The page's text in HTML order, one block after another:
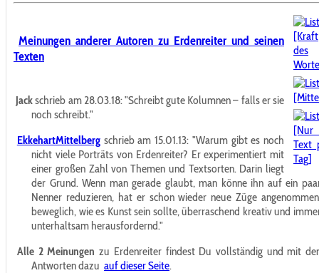
Meinungen anderer Autoren zu Erdenreiter und seinen
Texten
Jackschrieb am 28.03.18:"Schreibt gute Kolumnen – falls er sie
noch schreibt."
EkkehartMittelbergschrieb am 15.01.13: "Warum gibt es noch
nicht viele Porträts von Erdenreiter? Er experimentiert mit
einer großen Zahl von Themen und Textsorten. Darin liegt
der Grund. Wenn man gerade glaubt, man könne ihn auf ein
Nenner reduzieren, hat er schon wieder neue Züge
beweglich, wie es Kunst sein sollte, überraschend kreativ und
unterhaltsam herausfordernd."
Alle 2 Meinungen zu Erdenreiter findest Du vollständig und mit
Antworten dazu auf dieser Seite.